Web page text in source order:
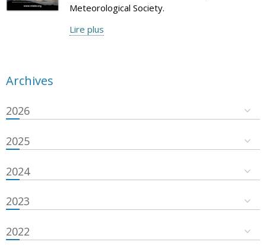
Meteorological Society.
Lire plus
Archives
2026
2025
2024
2023
2022